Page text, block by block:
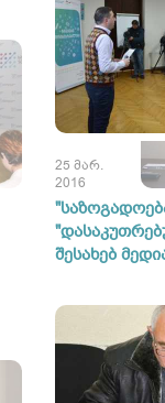
25 მარ.
2016
შესახებ